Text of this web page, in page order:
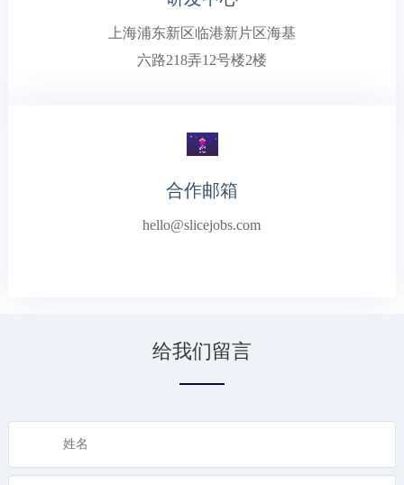
上海浦东新区临港新片区海基
六路218弄12号楼2楼
合作邮箱
hello@slicejobs.com
给我们留言